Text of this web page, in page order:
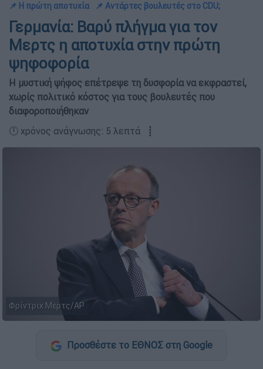
📌 Η πρώτη αποτυχία
📌 Αντάρτες βουλευτές στο CDU;
Γερμανία: Βαρύ πλήγμα για τον
Μερτς η αποτυχία στην πρώτη
ψηφοφορία
Η μυστική ψήφος επέτρεψε τη δυσφορία να εκφραστεί,
χωρίς πολιτικό κόστος για τους βουλευτές που
διαφοροποιήθηκαν
🕛 χρόνος ανάγνωσης: 5 λεπτά ┋
Φρίντριχ Μερτς/AP
Προσθέστε το ΕΘΝΟΣ στη Google